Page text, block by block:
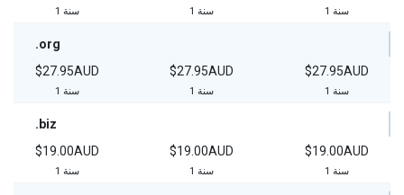
1 سنة 1 سنة 1 سنة
.org
$27.95AUD
1 سنة
$27.95AUD
1 سنة
$27.95AUD
1 سنة
.biz
$19.00AUD
1 سنة
$19.00AUD
1 سنة
$19.00AUD
1 سنة